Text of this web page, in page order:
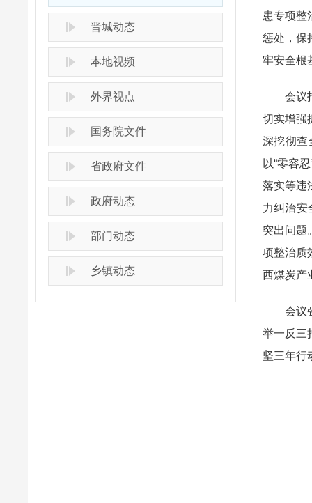
晋城动态
本地视频
外界视点
国务院文件
省政府文件
政府动态
部门动态
乡镇动态
患专项整
惩处，保
牢安全根
会议指
切实增强
深挖彻查
以“零容
落实等违
力纠治安
突出问题
项整治质
西煤炭产
会议强
举一反三
坚三年行